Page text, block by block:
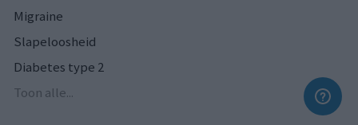
Migraine
Slapeloosheid
Diabetes type 2
Toon alle...